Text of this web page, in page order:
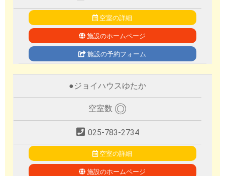
空室の詳細
施設のホームページ
施設の予約フォーム
●ジョイハウスゆたか
空室数 ◎
025-783-2734
空室の詳細
施設のホームページ